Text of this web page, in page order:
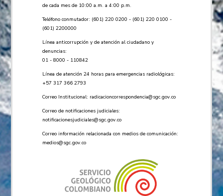
de cada mes de 10:00 a.m. a 4:00 p.m.
Teléfono conmutador: (601) 220 0200 - (601) 220 0100 -
(601) 2200000
Línea anticorrupción y de atención al ciudadano y
denuncias:
01 - 8000 - 110842
Línea de atención 24 horas para emergencias radiológicas:
+57 ​317 366 2793
Correo Institucional: radicacioncorrespondencia@sgc.gov.co
Correo de notificaciones judiciales:
notificacionesjudiciales@sgc.gov.co
Correo información relacionada con medios de comunicación:
medios@sgc.gov.co